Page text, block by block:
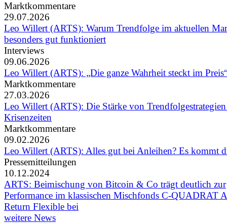
Marktkommentare
29.07.2026
Leo Willert (ARTS): Warum Trendfolge im aktuellen
besonders gut funktioniert
Interviews
09.06.2026
Leo Willert (ARTS): „Die ganze Wahrheit steckt im
Marktkommentare
27.03.2026
Leo Willert (ARTS): Die Stärke von
Krisenzeiten
Marktkommentare
09.02.2026
Leo Willert (ARTS): Alles gut bei Anleihen? Es kommt
Pressemitteilungen
10.12.2024
ARTS: Beimischung von Bitcoin & Co trägt deutlich zur
Performance im klassischen Mischfonds C-QUADRAT
Return Flexible bei
weitere News